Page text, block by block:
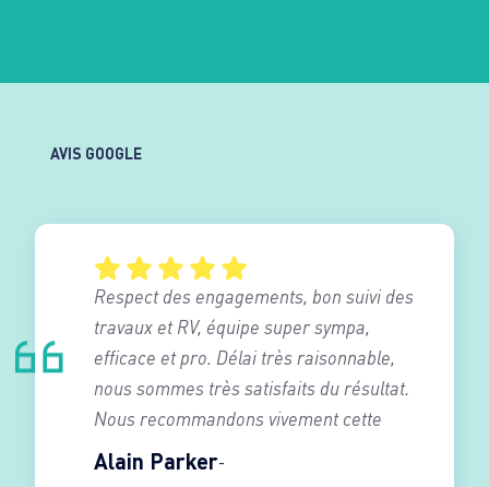
AVIS GOOGLE
Alain Parker
Respect des engagements, bon suivi des
travaux et RV, équipe super sympa,
efficace et pro. Délai très raisonnable,
nous sommes très satisfaits du résultat.
Nous recommandons vivement cette
entreprise.